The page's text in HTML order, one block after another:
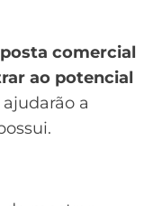
comercial
ao potencial
a